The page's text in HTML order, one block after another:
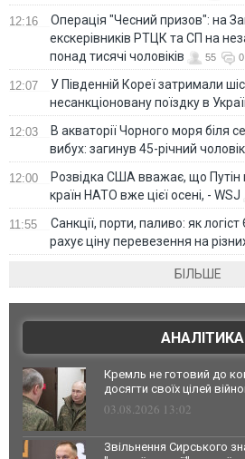
12:16
Операція "Чесний призов": на
екскерівників РТЦК та СП на
понад тисячі чоловіків
55 0
12:07
У Південній Кореї затримали
несанкціоновану поїздку в
12:03
В акваторії Чорного моря біля
вибух: загинув 45-річний чоловік
12:00
Розвідка США вважає, що Путін
країн НАТО вже цієї осені, - WSJ
11:55
Санкції, порти, паливо: як
рахує ціну перевезення на
БІЛЬШЕ
АНАЛІТИКА
Кремль не готовий до
досягти своїх цілей
03.08.2026 13:02
Звільнення Сирського